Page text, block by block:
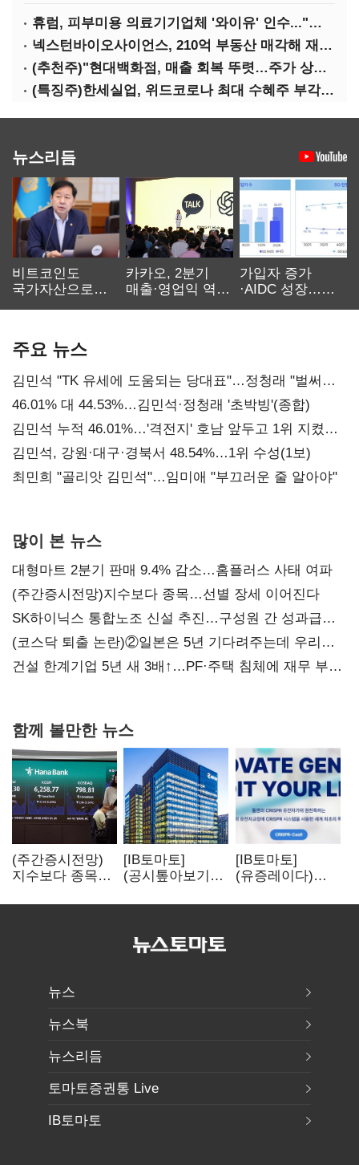
휴럼, 피부미용 의료기기업체 '와이유' 인수..."바이오 헬스케어 사업 확장"
넥스턴바이오사이언스, 210억 부동산 매각해 재무구조 개선
(추천주)"현대백화점, 매출 회복 뚜렷…주가 상승여력 충분"
(특징주)한세실업, 위드코로나 최대 수혜주 부각…5.74%↑
뉴스리듬
비트코인도
국가자산으로…'
카카오, 2분기
매출·영업익 역대
가입자 증가
·AIDC 성장…
주요 뉴스
김민석 "TK 유세에 도움되는 당대표"…정청래 "벌써
대표된 양 당직 배분"
46.01% 대 44.53%…김민석·정청래 '초박빙'(종합)
김민석 누적 46.01%…'격전지' 호남 앞두고 1위 지켰다
(2보)
김민석, 강원·대구·경북서 48.54%…1위 수성(1보)
최민희 "골리앗 김민석"…임미애 "부끄러운 줄 알아야"
많이 본 뉴스
대형마트 2분기 판매 9.4% 감소…홈플러스 사태 여파
(주간증시전망)지수보다 종목…선별 장세 이어진다
SK하이닉스 통합노조 신설 추진…구성원 간 성과급
불만 확산
(코스닥 퇴출 논란)②일본은 5년 기다려주는데 우리는
당장 퇴출?…시간만으론 부족한 코스닥 구하기
건설 한계기업 5년 새 3배↑…PF·주택 침체에 재무 부담
함께 볼만한 뉴스
(주간증시전망)
지수보다 종목…
이어진다
[IB토마토]
(공시톺아보기)
바로 매출로
[IB토마토]
(유증레이다)
3분의 1 토막…
뉴스
뉴스북
뉴스리듬
토마토증권통 Live
IB토마토